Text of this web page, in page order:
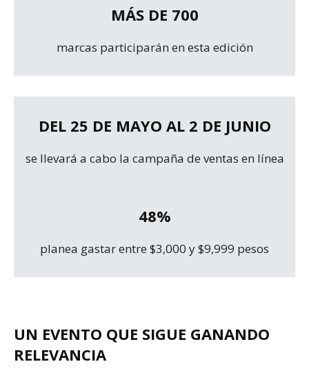
MÁS DE 700
marcas participarán en esta edición
DEL 25 DE MAYO AL 2 DE JUNIO
se llevará a cabo la campaña de ventas en línea
48%
planea gastar entre $3,000 y $9,999 pesos
UN EVENTO QUE SIGUE GANANDO
RELEVANCIA